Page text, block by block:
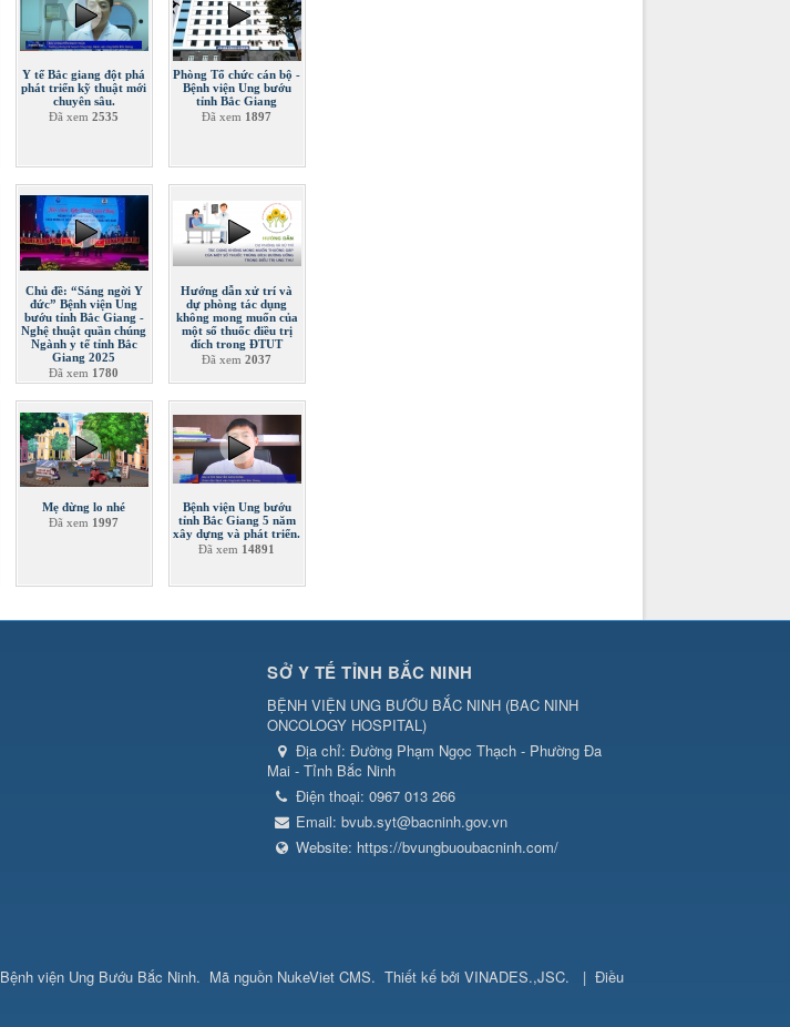
Y tế Bắc giang đột phá
phát triển kỹ thuật mới
chuyên sâu.
Đã xem2535
Phòng Tổ chức cán bộ -
Bệnh viện Ung bướu
tỉnh Bắc Giang
Đã xem 1897
Chủ đề: “Sáng ngời Y
đức” Bệnh viện Ung
bướu tỉnh Bắc Giang -
Nghệ thuật quần chúng
Ngành y tế tỉnh Bắc
Giang 2025
Đã xem 1780
Hướng dẫn xử trí và
dự phòng tác dụng
không mong muốn của
một số thuốc điều trị
đích trong ĐTUT
Đã xem2037
Mẹ đừng lo nhé
Đã xem 1997
Bệnh viện Ung bướu
tỉnh Bắc Giang 5 năm
xây dựng và phát triển.
Đã xem 14891
SỞ Y TẾ TỈNH BẮC NINH
BỆNH VIỆN UNG BƯỚU BẮC NINH (BAC NINH
ONCOLOGY HOSPITAL)
Địa chỉ: Đường Phạm Ngọc Thạch - Phường Đa
Mai - Tỉnh Bắc Ninh
Điện thoại: 0967 013 266
Email: bvub.syt@bacninh.gov.vn
Website: https://bvungbuoubacninh.com/
Bệnh viện Ung Bướu Bắc Ninh. Mã nguồn NukeViet CMS. Thiết kế bởi VINADES.,JSC. | Điều